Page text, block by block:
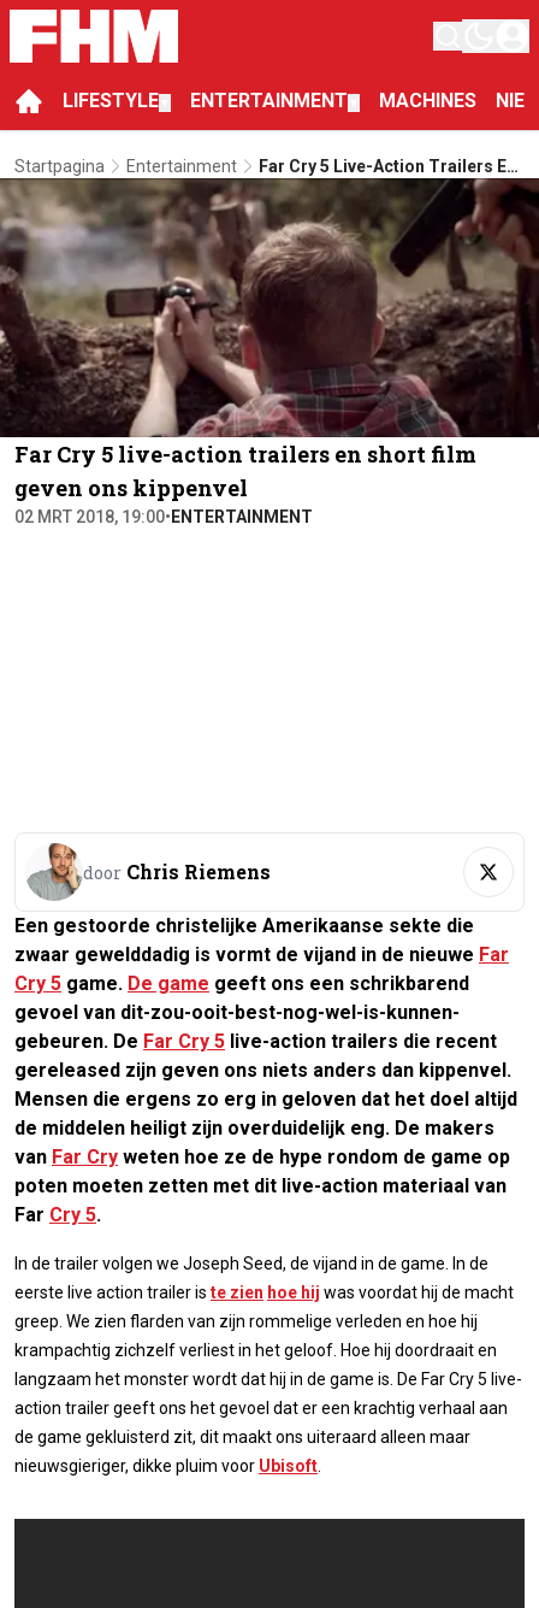
LIFESTYLE ENTERTAINMENT MACHINES
Startpagina Entertainment
Far Cry 5 Live-Action Trailers En
Short Film Geven Ons Kippenvel
Far Cry 5 live-action trailers en short film
geven ons kippenvel
02 MRT 2018, 19:00• ENTERTAINMENT
door Chris Riemens
Een gestoorde christelijke Amerikaanse sekte die
zwaar gewelddadig is vormt de vijand in de nieuwe Far
Cry 5 game. De game geeft ons een schrikbarend
gevoel van dit-zou-ooit-best-nog-wel-is-kunnen-
gebeuren. De Far Cry 5 live-action trailers die recent
gereleased zijn geven ons niets anders dan kippenvel.
Mensen die ergens zo erg in geloven dat het doel altijd
de middelen heiligt zijn overduidelijk eng. De makers
van Far Cry weten hoe ze de hype rondom de game op
poten moeten zetten met dit live-action materiaal van
Far Cry 5.
In de trailer volgen we Joseph Seed, de vijand in de game. In de
eerste live action trailer is te zien hoe hij was voordat hij de macht
greep. We zien flarden van zijn rommelige verleden en hoe hij
krampachtig zichzelf verliest in het geloof. Hoe hij doordraait en
langzaam het monster wordt dat hij in de game is. De Far Cry 5 live-
action trailer geeft ons het gevoel dat er een krachtig verhaal aan
de game gekluisterd zit, dit maakt ons uiteraard alleen maar
nieuwsgieriger, dikke pluim voor Ubisoft